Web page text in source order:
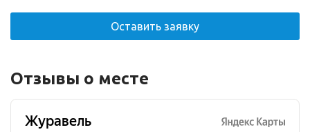
Оставить заявку
Отзывы о месте